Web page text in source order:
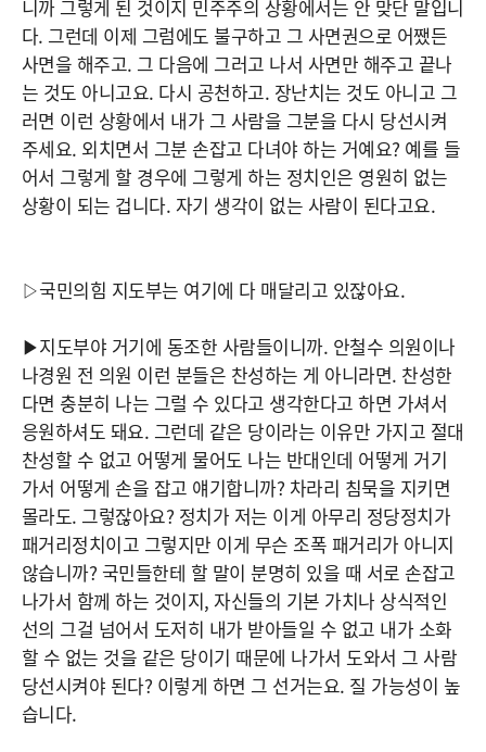
니까 그렇게 된 것이지 민주주의 상황에서는 안 맞단 말입니
다. 그런데 이제 그럼에도 불구하고 그 사면권으로 어쨌든
사면을 해주고. 그 다음에 그러고 나서 사면만 해주고 끝나
는 것도 아니고요. 다시 공천하고. 장난치는 것도 아니고 그
러면 이런 상황에서 내가 그 사람을 그분을 다시 당선시켜
주세요. 외치면서 그분 손잡고 다녀야 하는 거예요? 예를 들
어서 그렇게 할 경우에 그렇게 하는 정치인은 영원히 없는
상황이 되는 겁니다. 자기 생각이 없는 사람이 된다고요.
▷국민의힘 지도부는 여기에 다 매달리고 있잖아요.
▶지도부야 거기에 동조한 사람들이니까. 안철수 의원이나
나경원 전 의원 이런 분들은 찬성하는 게 아니라면. 찬성한
다면 충분히 나는 그럴 수 있다고 생각한다고 하면 가셔서
응원하셔도 돼요. 그런데 같은 당이라는 이유만 가지고 절대
찬성할 수 없고 어떻게 물어도 나는 반대인데 어떻게 거기
가서 어떻게 손을 잡고 얘기합니까? 차라리 침묵을 지키면
몰라도. 그렇잖아요? 정치가 저는 이게 아무리 정당정치가
패거리정치이고 그렇지만 이게 무슨 조폭 패거리가 아니지
않습니까? 국민들한테 할 말이 분명히 있을 때 서로 손잡고
나가서 함께 하는 것이지, 자신들의 기본 가치나 상식적인
선의 그걸 넘어서 도저히 내가 받아들일 수 없고 내가 소화
할 수 없는 것을 같은 당이기 때문에 나가서 도와서 그 사람
당선시켜야 된다? 이렇게 하면 그 선거는요. 질 가능성이 높
습니다.